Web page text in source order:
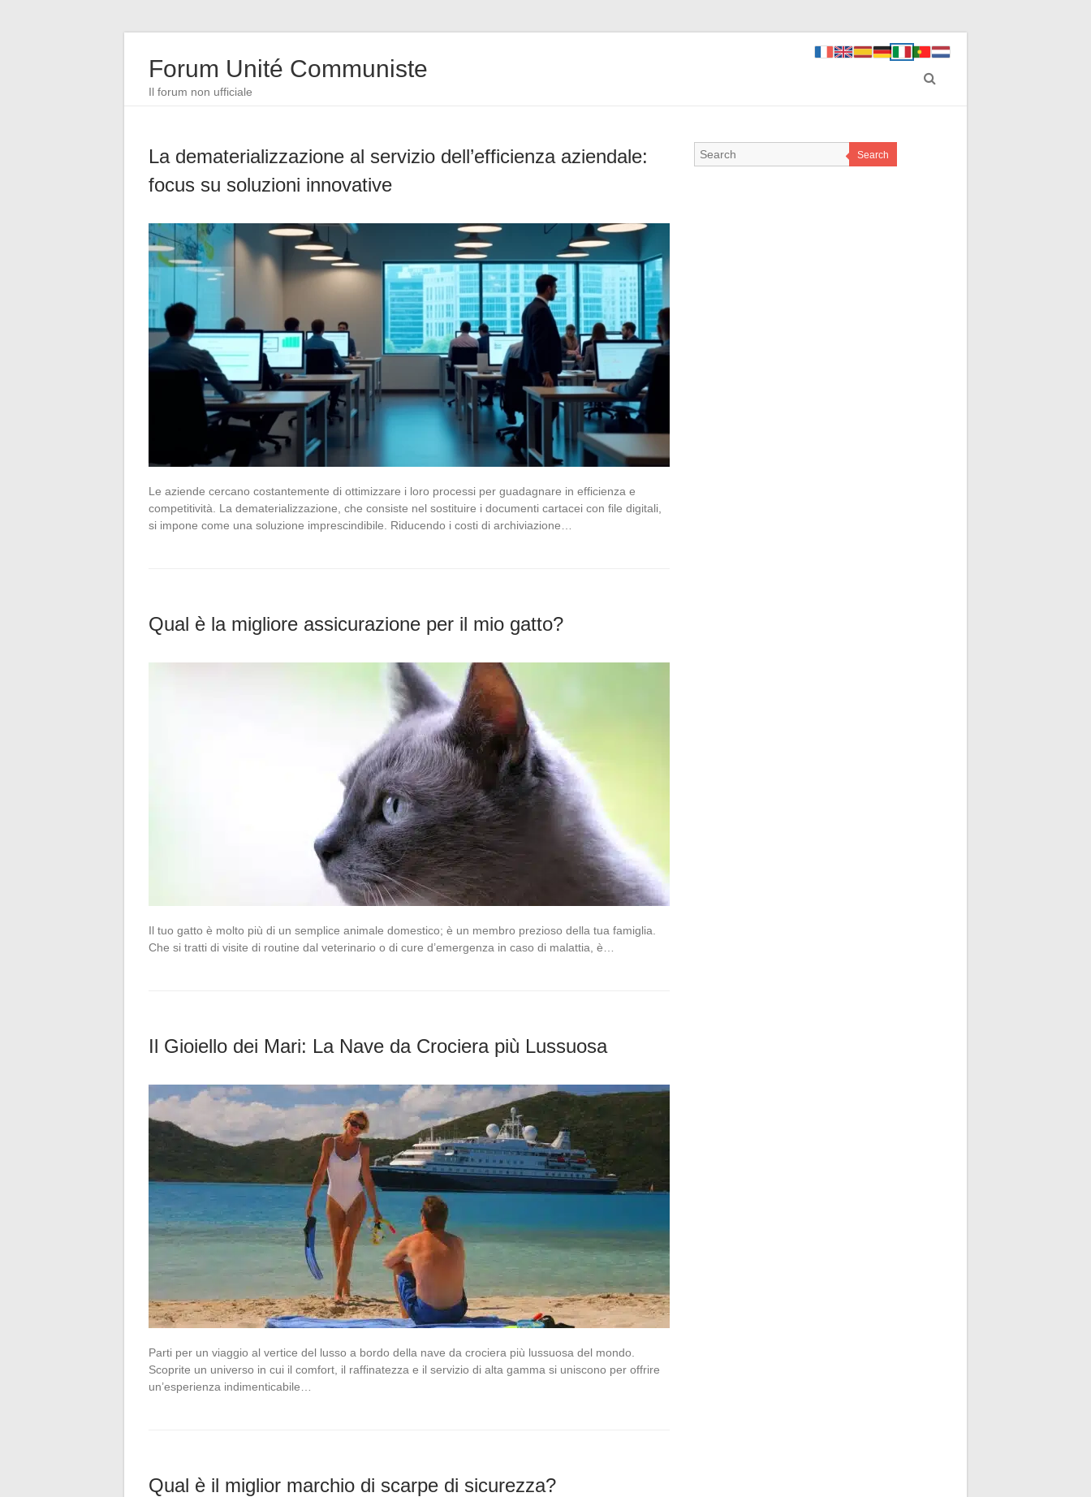
Forum Unité Communiste
Il forum non ufficiale
La dematerializzazione al servizio dell’efficienza aziendale:
focus su soluzioni innovative
Le aziende cercano costantemente di ottimizzare i loro processi per guadagnare in efficienza e
competitività. La dematerializzazione, che consiste nel sostituire i documenti cartacei con file digitali,
si impone come una soluzione imprescindibile. Riducendo i costi di archiviazione…
Qual è la migliore assicurazione per il mio gatto?
Il tuo gatto è molto più di un semplice animale domestico; è un membro prezioso della tua famiglia.
Che si tratti di visite di routine dal veterinario o di cure d’emergenza in caso di malattia, è…
Il Gioiello dei Mari: La Nave da Crociera più Lussuosa
Parti per un viaggio al vertice del lusso a bordo della nave da crociera più lussuosa del mondo.
Scoprite un universo in cui il comfort, il raffinatezza e il servizio di alta gamma si uniscono per offrire
un’esperienza indimenticabile…
Qual è il miglior marchio di scarpe di sicurezza?
Search